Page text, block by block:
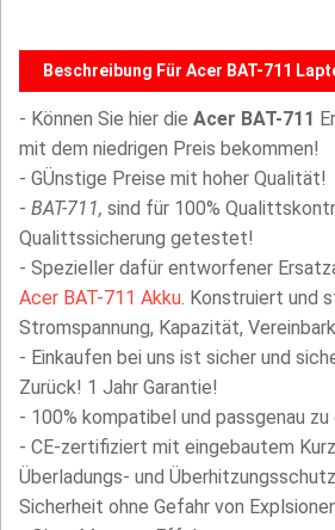
Beschreibung Für Acer BAT-711
- Können Sie hier die Acer BAT-711
mit dem niedrigen Preis bekommen!
- GÜnstige Preise mit hoher Qualität!
- BAT-711, sind für 100%
Qualittssicherung getestet!
- Spezieller dafür entworfener
Acer BAT-711 Akku. Konstruiert und
Stromspannung, Kapazität,
- Einkaufen bei uns ist sicher und
Zurück! 1 Jahr Garantie!
- 100% kompatibel und passgenau zu
- CE-zertifiziert mit eingebautem
Überladungs- und
Sicherheit ohne Gefahr von